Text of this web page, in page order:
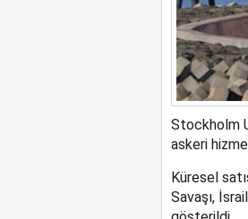
Stockholm
askeri
Küresel
Savaşı,